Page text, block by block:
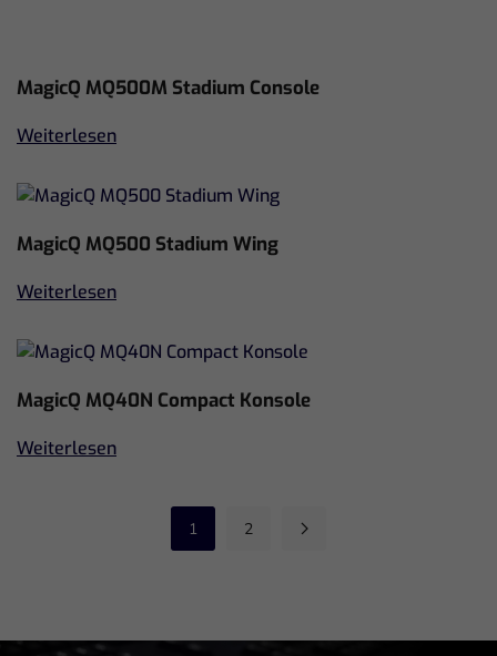
MagicQ MQ500M Stadium Console
Weiterlesen
MagicQ MQ500 Stadium Wing
Weiterlesen
MagicQ MQ40N Compact Konsole
Weiterlesen
1 2